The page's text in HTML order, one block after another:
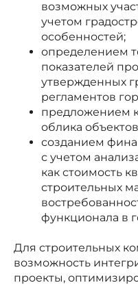
возможных
учетом
особенностей;
определением
показателей
утвержденных
регламентов
предложением
облика
созданием
с учетом
как стоимость
строительных
функционала в
Для строительных
возможность
проекты,